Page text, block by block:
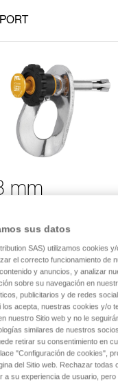
mm
técnicos
en roca,
sus datos
SAS) utilizamos cookies
el correcto funcionamiento de
y anuncios, y analizar
sobre su navegación en
publicitarios y de redes
los acepta, nuestras cookies y/o
nuestro Sitio web y no le
similares de nuestros
retirar su consentimiento en
"Configuración de cookies",
del Sitio web. Rechazar todas
a su experiencia de usuario, pero